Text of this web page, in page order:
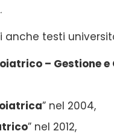
anche testi
– Gestione
” nel 2004,
” nel 2012,